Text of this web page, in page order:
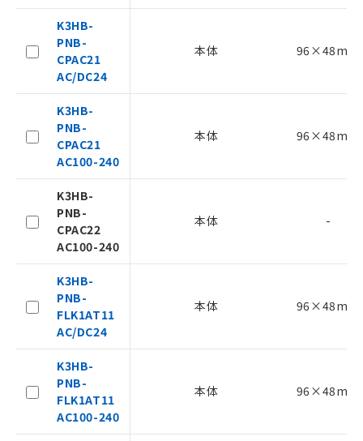
K3HB-
PNB-
CPAC21
AC/DC24
本体 96×48mm
K3HB-
PNB-
CPAC21
AC100-240
本体 96×48mm
K3HB-
PNB-
CPAC22
AC100-240
本体 -
K3HB-
PNB-
FLK1AT11
AC/DC24
本体 96×48mm
K3HB-
PNB-
FLK1AT11
AC100-240
本体 96×48mm
記
号
○
△
－
たはお客様担当のオムロン制御
機器販売店・当社販売員にご確
認ください)
以下の条件をお読みいただき、同意のうえ
ご利用ください。
本サービスは、当社制御機器事業取扱
商品の当社在庫状況および標準価格
当社制御機器事業取扱商品の中には、
本サービスの対象外となる商品もある
ことをご了承ください。
タに基づき作成されるものであり、閲
覧された時点での実際の在庫および標
準価格とは異なる場合があることをご
様のお取引先、またはお客様担当のオ
ムロン制御機器販売店・当社販売員に
ご相談ください。
ください。
在庫状況および標準価格結果を当社の
事前の承諾なく第三者に漏洩または開